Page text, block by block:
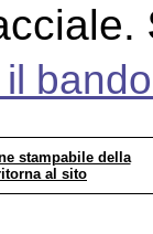
bando
stampabile della
al sito